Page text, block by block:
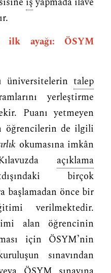
ilk ayağı: ÖSYM
üniversitelerintalep
yerleştirme
Puanı yetmeyen
öğrencilerin de ilgili
okumasına imkân
açıklama
birçok
başlamadan önce bir
verilmektedir.
alan öğrencinin
için ÖSYM’nin
sınavından